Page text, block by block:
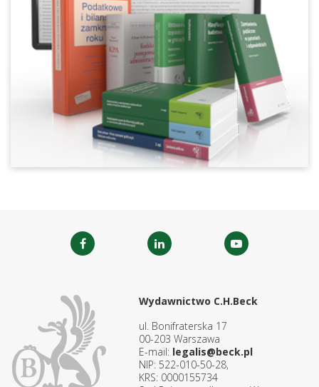
Wydawnictwo C.H.Beck
ul. Bonifraterska 17
00-203 Warszawa
E-mail: legalis@beck.pl
NIP: 522-010-50-28,
KRS: 0000155734